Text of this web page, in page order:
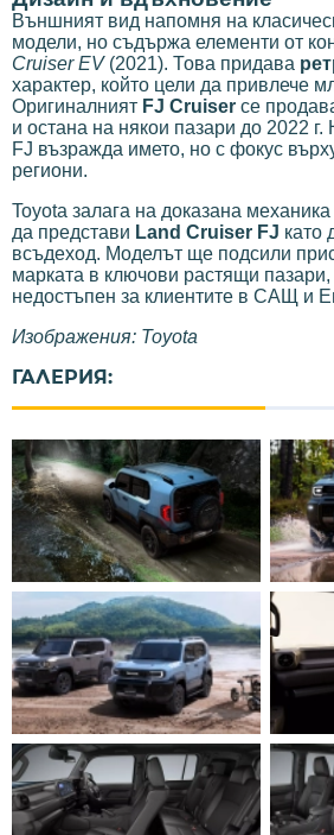
Външният вид напомня на
модели, но съдържа елементи от
Cruiser EV(2021). Това придава
характер, който цели да привлече
Оригиналният FJ Cruiser се
и остана на някои пазари до 2022
FJ възражда името, но с фокус
региони.
Toyota залага на доказана
да представи Land Cruiser FJ като
всъдеход. Моделът ще подсили
марката в ключови растящи
недостъпен за клиентите в САЩ и
Изображения: Toyota
ГАЛЕРИЯ: